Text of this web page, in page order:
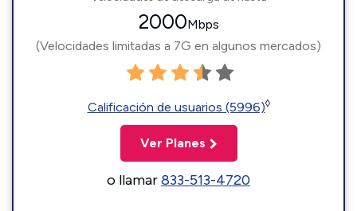
2000Mbps
(Velocidades limitadas a 7G en algunos mercados)
Calificación de usuarios (5996)◊
Ver Planes
o llamar833-513-4720